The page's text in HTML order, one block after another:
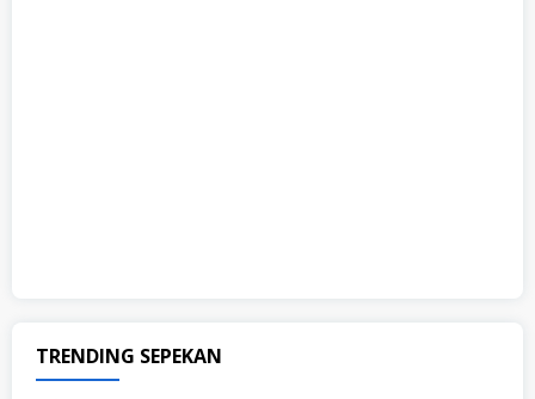
TRENDING SEPEKAN